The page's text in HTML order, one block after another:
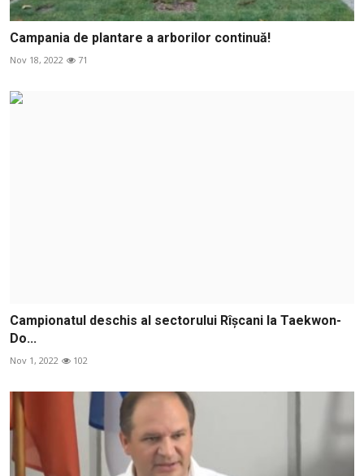
Campania de plantare a arborilor continuă!
Nov 18, 2022 71
Campionatul deschis al sectorului Rîșcani la Taekwon-
Do...
Nov 1, 2022 102